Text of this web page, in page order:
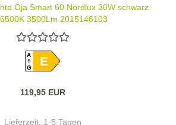
Oja Smart 60 Nordlux 30W schwarz
3500Lm 2015146103
A
GE
119,95 EUR
Lieferzeit: 1-5 Tagen